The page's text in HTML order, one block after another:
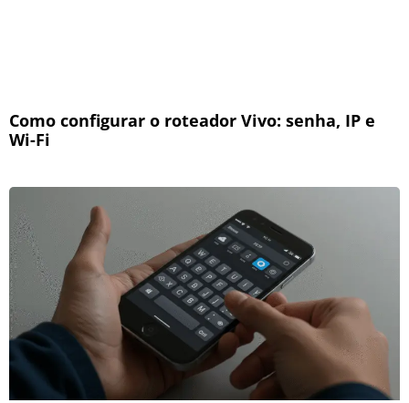
Como configurar o roteador Vivo: senha, IP e
Wi-Fi